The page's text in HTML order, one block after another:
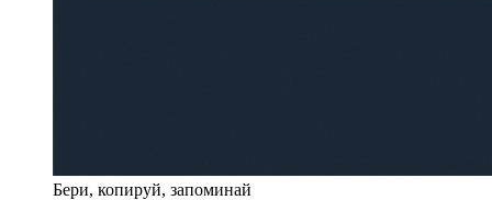
Бери, копируй, запоминай